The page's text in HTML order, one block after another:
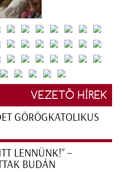
VEZETŐ HÍREK
GÖRÖGKATOLIKUS
LENNÜNK!” –
BUDÁN